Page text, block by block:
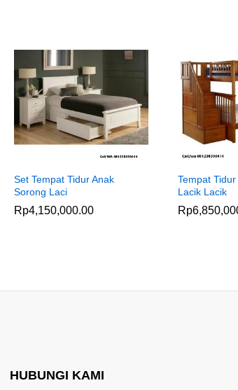
Set Tempat Tidur Anak
Sorong Laci
Rp4,150,000.00
Tempat
Lacik Lacik
Rp
HUBUNGI KAMI